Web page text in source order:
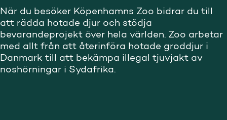
När du besöker Köpenhamns Zoo bidrar du till
att rädda hotade djur och stödja
bevarandeprojekt över hela världen. Zoo arbetar
med allt från att återinföra hotade groddjur i
Danmark till att bekämpa illegal tjuvjakt av
noshörningar i Sydafrika.